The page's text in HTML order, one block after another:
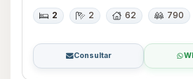
2 2 62 790
Consultar